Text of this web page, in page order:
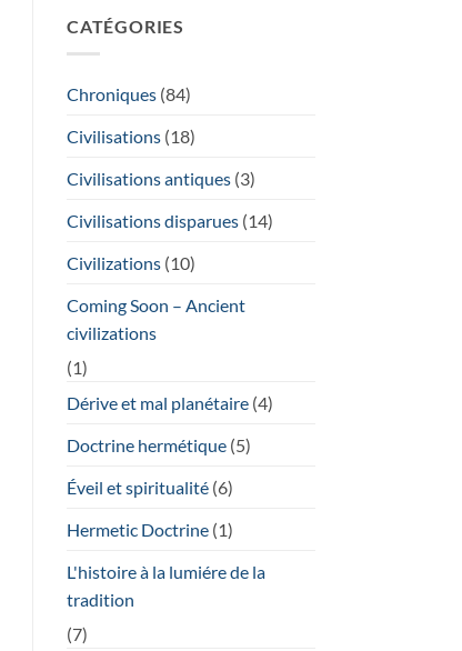
CATÉGORIES
Chroniques (84)
Civilisations (18)
Civilisations antiques (3)
Civilisations disparues (14)
Civilizations (10)
Coming Soon – Ancient
civilizations
(1)
Dérive et mal planétaire (4)
Doctrine hermétique (5)
Éveil et spiritualité (6)
Hermetic Doctrine (1)
L'histoire à la lumiére de la
tradition
(7)